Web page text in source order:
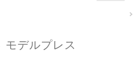
モデルプレス